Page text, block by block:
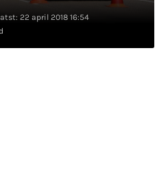
22 april 2018 16:54